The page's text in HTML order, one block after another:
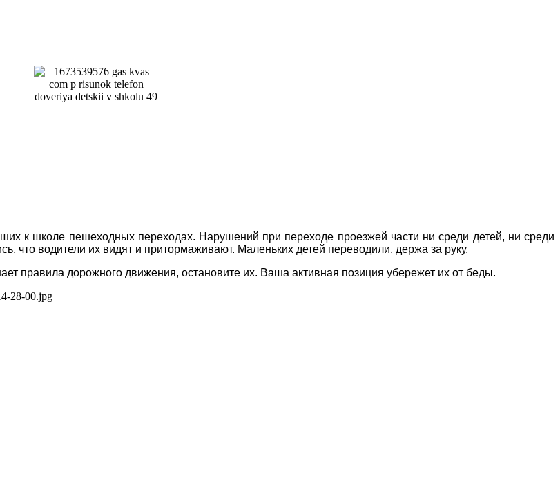
школе пешеходных переходах. Нарушений при переходе проезжей части ни среди детей, ни среди
водители их видят и притормаживают. Маленьких детей переводили, держа за руку.
дорожного движения, остановите их. Ваша активная позиция убережет их от беды.